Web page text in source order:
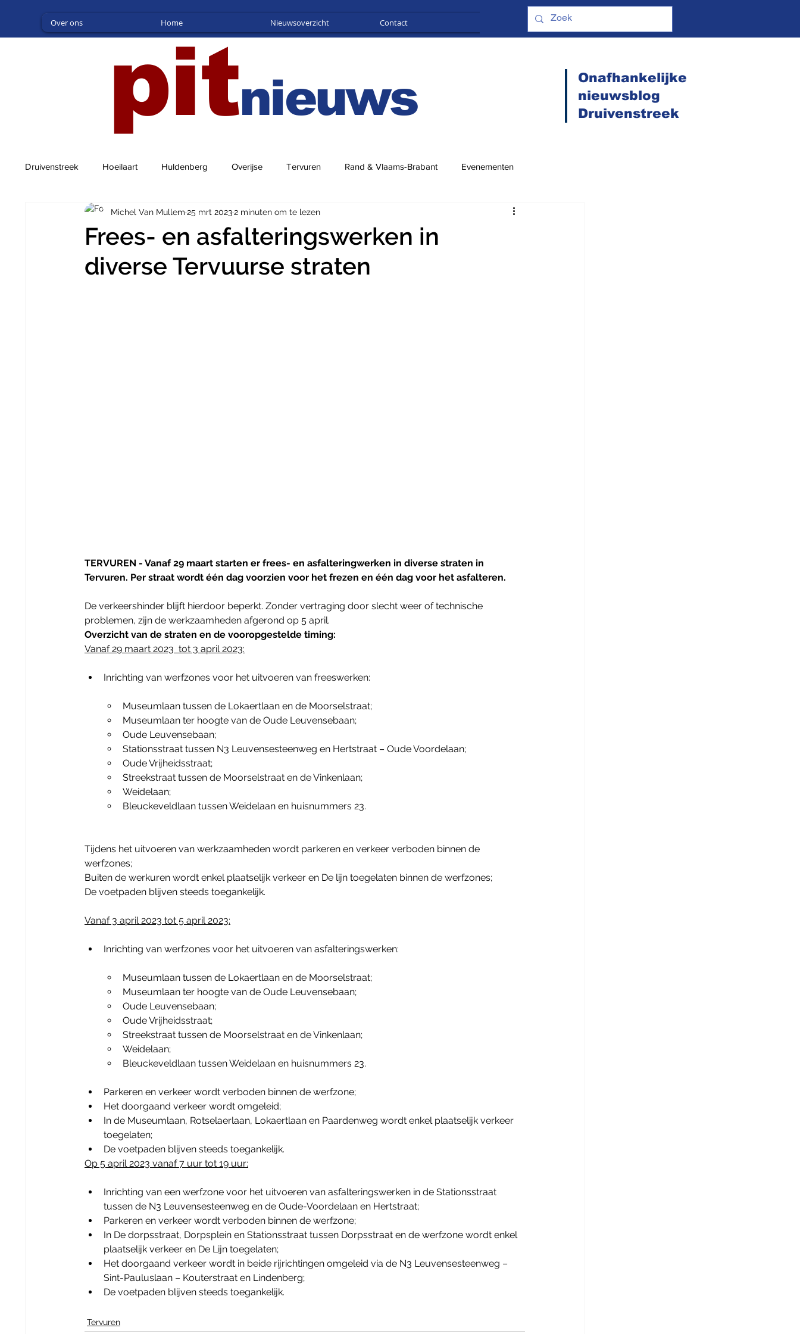
Over ons Home Nieuwsoverzicht Contact
pitnieuws
Onafhankelijke
nieuwsblog
Druivenstreek
Druivenstreek Hoeilaart Huldenberg Overijse Tervuren Rand & Vlaams-Brabant Evenementen
Frees- en asfalteringswerken in
diverse Tervuurse straten
Michel Van Mullem 25 mrt 20232 minuten om te lezen
TERVUREN - Vanaf 29 maart starten er frees- en asfalteringwerken in diverse straten in
Tervuren. Per straat wordt één dag voorzien voor het frezen en één dag voor het asfalteren.
De verkeershinder blijft hierdoor beperkt. Zonder vertraging door slecht weer of technische
problemen, zijn de werkzaamheden afgerond op 5 april.
Overzicht van de straten en de vooropgestelde timing:
Vanaf 29 maart 2023  tot 3 april 2023:
Inrichting van werfzones voor het uitvoeren van freeswerken:
Museumlaan tussen de Lokaertlaan en de Moorselstraat;
Museumlaan ter hoogte van de Oude Leuvensebaan;
Oude Leuvensebaan;
Stationsstraat tussen N3 Leuvensesteenweg en Hertstraat – Oude Voordelaan;
Oude Vrijheidsstraat;
Streekstraat tussen de Moorselstraat en de Vinkenlaan;
Weidelaan;
Bleuckeveldlaan tussen Weidelaan en huisnummers 23.
Tijdens het uitvoeren van werkzaamheden wordt parkeren en verkeer verboden binnen de
werfzones;
Buiten de werkuren wordt enkel plaatselijk verkeer en De lijn toegelaten binnen de werfzones;
De voetpaden blijven steeds toegankelijk.
Vanaf 3 april 2023 tot 5 april 2023:
Inrichting van werfzones voor het uitvoeren van asfalteringswerken:
Museumlaan tussen de Lokaertlaan en de Moorselstraat;
Museumlaan ter hoogte van de Oude Leuvensebaan;
Oude Leuvensebaan;
Oude Vrijheidsstraat;
Streekstraat tussen de Moorselstraat en de Vinkenlaan;
Weidelaan;
Bleuckeveldlaan tussen Weidelaan en huisnummers 23.
Parkeren en verkeer wordt verboden binnen de werfzone;
Het doorgaand verkeer wordt omgeleid;
In de Museumlaan, Rotselaerlaan, Lokaertlaan en Paardenweg wordt enkel plaatselijk verkeer
toegelaten;
De voetpaden blijven steeds toegankelijk.
Op 5 april 2023 vanaf 7 uur tot 19 uur:
Inrichting van een werfzone voor het uitvoeren van asfalteringswerken in de Stationsstraat
tussen de N3 Leuvensesteenweg en de Oude-Voordelaan en Hertstraat;
Parkeren en verkeer wordt verboden binnen de werfzone;
In De dorpsstraat, Dorpsplein en Stationsstraat tussen Dorpsstraat en de werfzone wordt enkel
plaatselijk verkeer en De Lijn toegelaten;
Het doorgaand verkeer wordt in beide rijrichtingen omgeleid via de N3 Leuvensesteenweg –
Sint-Pauluslaan – Kouterstraat en Lindenberg;
De voetpaden blijven steeds toegankelijk.
Tervuren